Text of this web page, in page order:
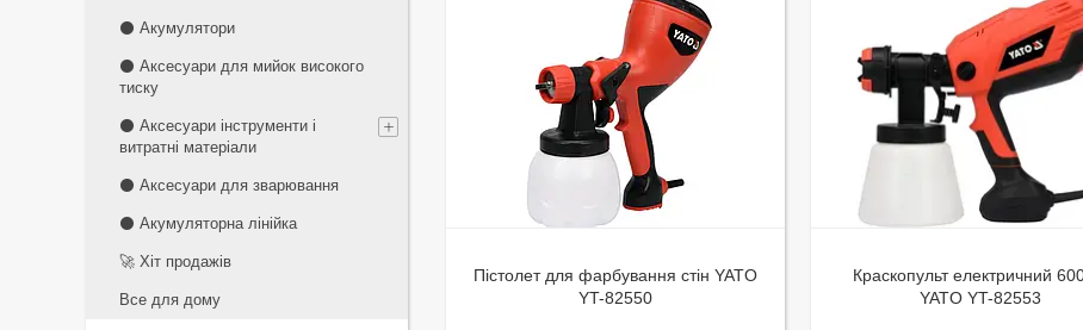
Пістолет для фарбування стін YATO
YT-82550
Краскопульт електричний
YATO YT-82553
⚫ Акумулятори
⚫ Аксесуари для мийок високого
тиску
⚫ Аксесуари інструменти і
витратні матеріали
⚫ Аксесуари для зварювання
⚫ Акумуляторна лінійка
🚀 Хіт продажів
Все для дому